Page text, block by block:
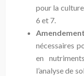
pour la
6 et 7.
nécessaires
en
l’analyse de